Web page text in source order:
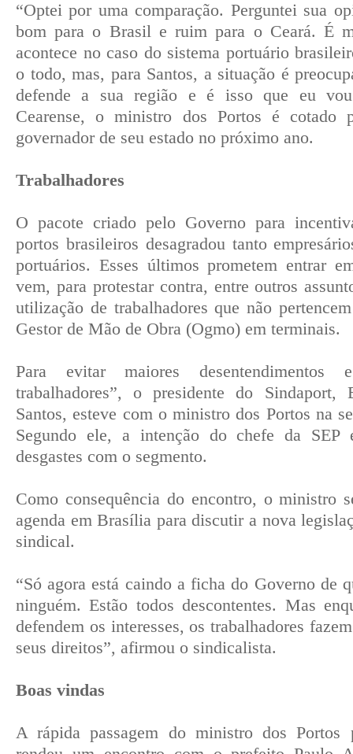
“Optei por uma comparação. Perguntei sua
bom para o Brasil e ruim para o Ceará. É
acontece no caso do sistema portuário
o todo, mas, para Santos, a situação é
defende a sua região e é isso que eu
Cearense, o ministro dos Portos é cotado
governador de seu estado no próximo ano.
Trabalhadores
O pacote criado pelo Governo para
portos brasileiros desagradou tanto
portuários. Esses últimos prometem entrar
vem, para protestar contra, entre outros
utilização de trabalhadores que não
Gestor de Mão de Obra (Ogmo) em terminais.
Para evitar maiores
trabalhadores”, o presidente do Sindaport,
Santos, esteve com o ministro dos Portos na
Segundo ele, a intenção do chefe da SEP
desgastes com o segmento.
Como consequência do encontro, o ministro
agenda em Brasília para discutir a nova
sindical.
“Só agora está caindo a ficha do Governo de
ninguém. Estão todos descontentes. Mas
defendem os interesses, os trabalhadores
seus direitos”, afirmou o sindicalista.
Boas vindas
A rápida passagem do ministro dos Portos